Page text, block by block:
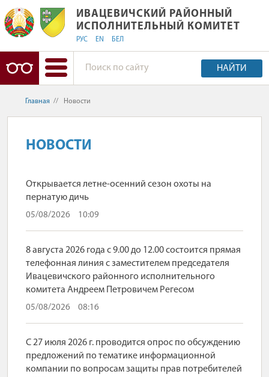
ИВАЦЕВИЧСКИЙ РАЙОННЫЙ
ИВАЦЕВИЧСКИЙ РАЙОННЫЙ
ИСПОЛНИТЕЛЬНЫЙ КОМИТЕТ
РУС EN БЕЛ
НАЙТИ
Главная // Новости
НОВОСТИ
Открывается летне-осенний сезон охоты на
пернатую дичь
05/08/2026 10:09
8 августа 2026 года с 9.00 до 12.00 состоится прямая
телефонная линия с заместителем председателя
Ивацевичского районного исполнительного
комитета Андреем Петровичем Регесом
05/08/2026 08:16
С 27 июля 2026 г. проводится опрос по обсуждению
предложений по тематике информационной
компании по вопросам защиты прав потребителей